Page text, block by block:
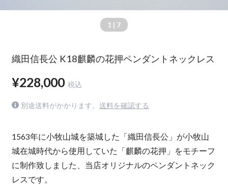
1 | 7
織田信長公 K18麒麟の花押ペンダントネックレス
¥228,000 税込
別途送料がかかります。 送料を確認する
1563年に小牧山城を築城した「織田信長公」が小牧山
城在城時代から使用していた「麒麟の花押」をモチーフ
に制作致しました、当店オリジナルのペンダントネック
レスです。